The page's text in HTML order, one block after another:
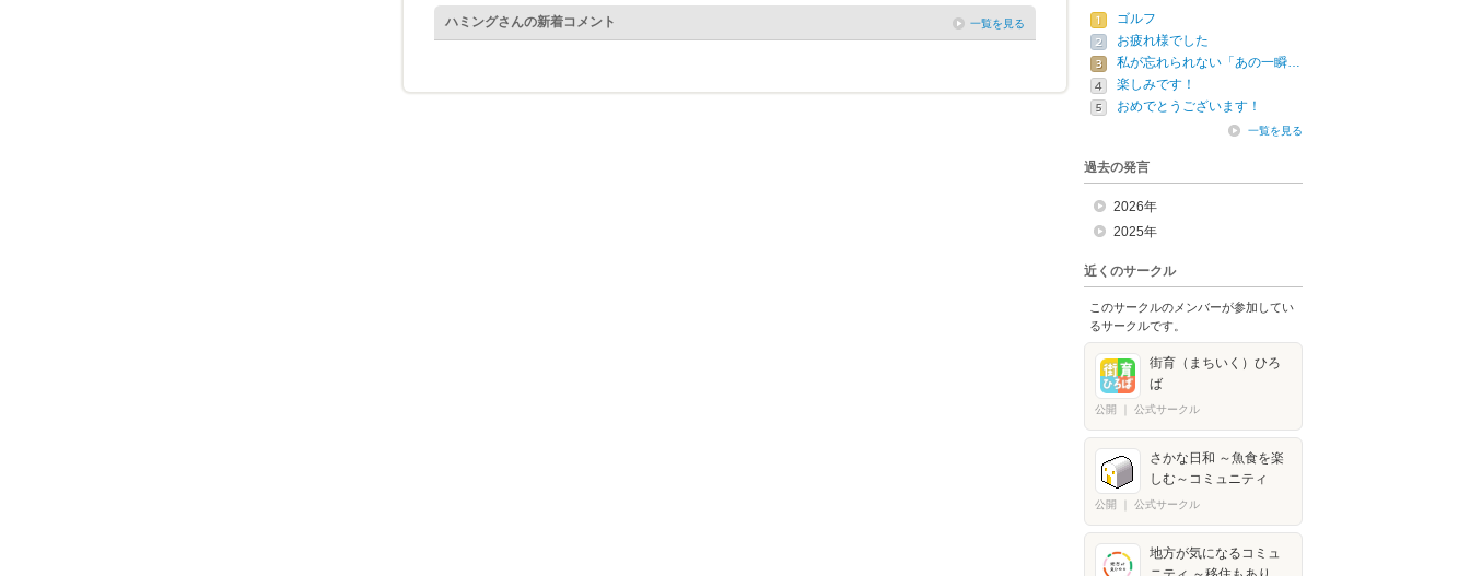
ハミングさんの新着コメント 一覧を見る
ゴルフ
お疲れ様でした
私が忘れられない「あの一瞬…
楽しみです！
おめでとうございます！
一覧を見る
過去の発言
2026年
2025年
近くのサークル
このサークルのメンバーが参加してい
るサークルです。
街育（まちいく）ひろ
ば
公開 公式サークル
さかな日和 ～魚食を楽
しむ～コミュニティ
公開 公式サークル
地方が気になるコミュ